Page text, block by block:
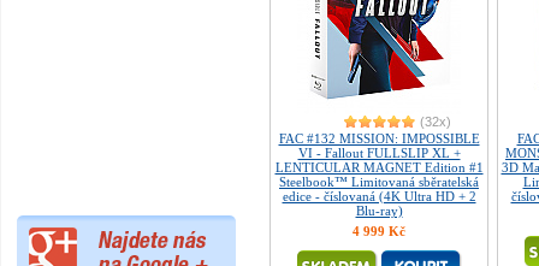
(32x)
FAC #132 MISSION: IMPOSSIBLE
VI - Fallout FULLSLIP XL +
LENTICULAR MAGNET Edition #1
Steelbook™ Limitovaná sběratelská
edice - číslovaná (4K Ultra HD + 2
Blu-ray)
4 999 Kč
3D